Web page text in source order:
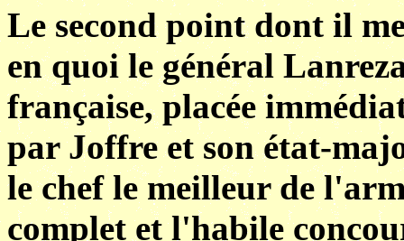
Le second point dont il
en quoi le général
française, placée
par Joffre et son état-
le chef le meilleur de
complet et l'habile